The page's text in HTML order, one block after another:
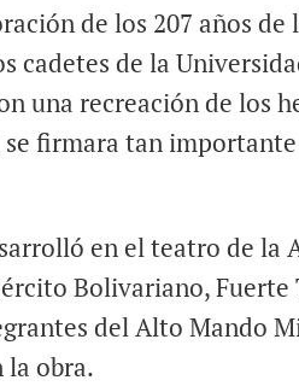
s
p
de los 207 años
cadetes de la
una recreación de los
firmara tan
en el teatro de la
Bolivariano, Fuerte
del Alto Mando
la obra.